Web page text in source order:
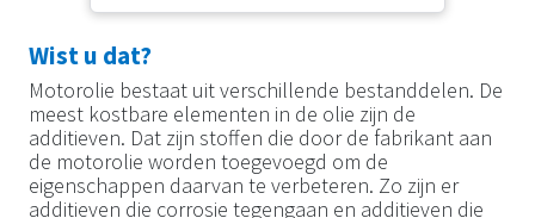
Wist u dat?
Motorolie bestaat uit verschillende bestanddelen. De
meest kostbare elementen in de olie zijn de
additieven. Dat zijn stoffen die door de fabrikant aan
de motorolie worden toegevoegd om de
eigenschappen daarvan te verbeteren. Zo zijn er
additieven die corrosie tegengaan en additieven die